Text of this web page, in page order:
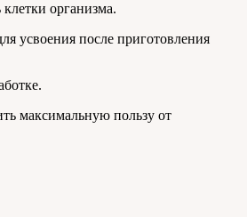
организма.
усвоения после приготовления
максимальную пользу от